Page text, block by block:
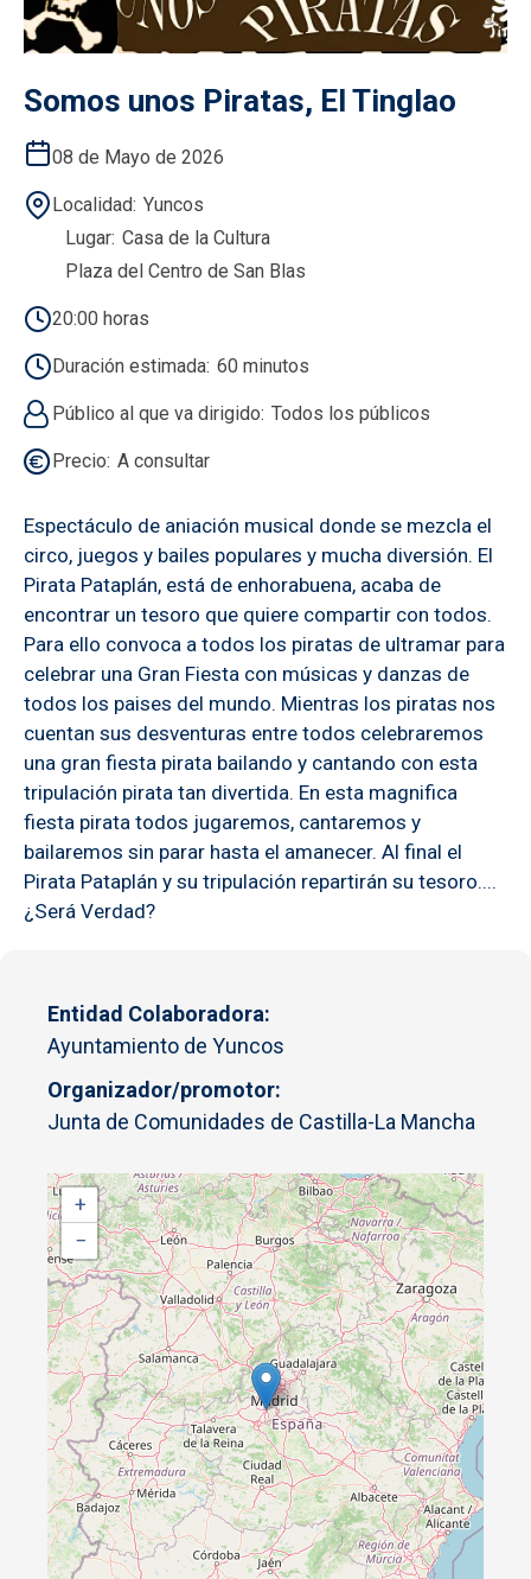
Somos unos Piratas, El Tinglao
08 de Mayo de 2026
Localidad Yuncos
Lugar Casa de la Cultura
Plaza del Centro de San Blas
20:00 horas
Duración estimada 60 minutos
Público al que va dirigido Todos los públicos
Precio A consultar
Espectáculo de aniación musical donde se mezcla el
circo, juegos y bailes populares y mucha diversión. El
Pirata Pataplán, está de enhorabuena, acaba de
encontrar un tesoro que quiere compartir con todos.
Para ello convoca a todos los piratas de ultramar para
celebrar una Gran Fiesta con músicas y danzas de
todos los paises del mundo. Mientras los piratas nos
cuentan sus desventuras entre todos celebraremos
una gran fiesta pirata bailando y cantando con esta
tripulación pirata tan divertida. En esta magnifica
fiesta pirata todos jugaremos, cantaremos y
bailaremos sin parar hasta el amanecer. Al final el
Pirata Pataplán y su tripulación repartirán su tesoro....
¿Será Verdad?
Entidad Colaboradora
Ayuntamiento de Yuncos
Organizador/promotor
Junta de Comunidades de Castilla-La Mancha
+
−